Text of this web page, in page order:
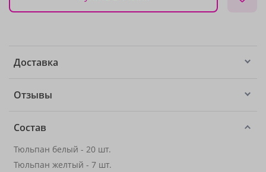
Доставка
Отзывы
Состав
Тюльпан белый - 20 шт.
Тюльпан желтый - 7 шт.